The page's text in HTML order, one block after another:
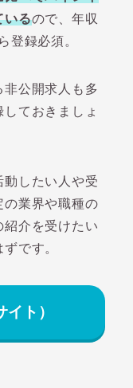
いるので、年収
登録必須。
非公開求人も多
ておきましょ
したい人や受
の業界や職種の
介を受けたい
です。
ト）